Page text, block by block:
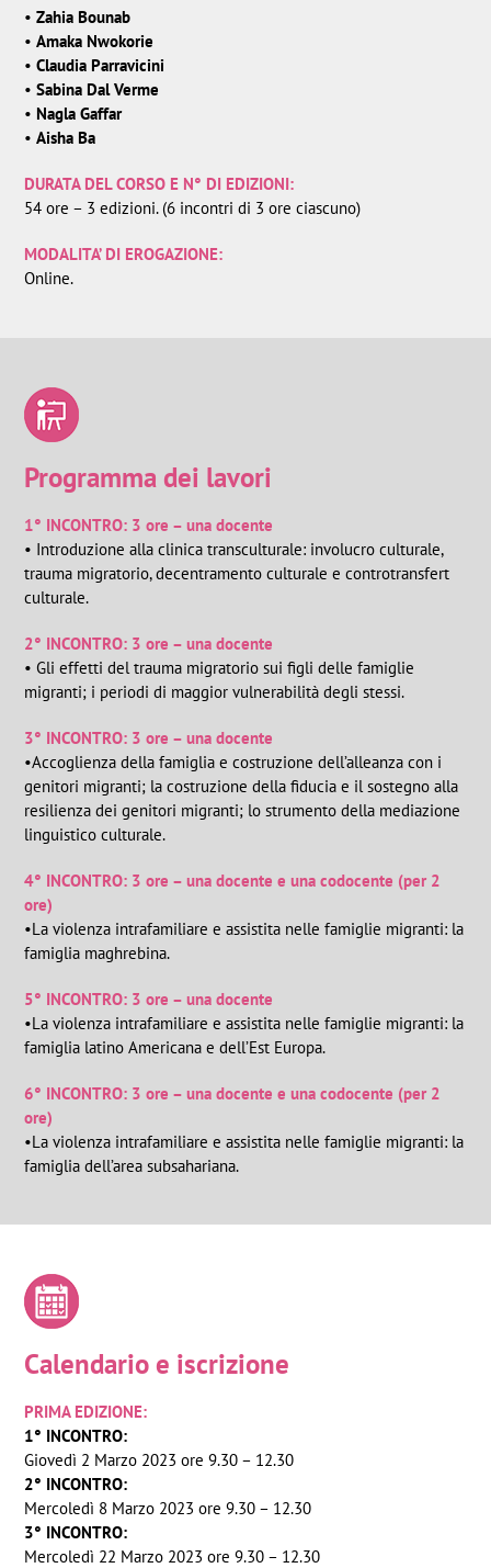
•Zahia Bounab
•Amaka Nwokorie
•Claudia Parravicini
•Sabina Dal Verme
• Nagla Gaffar
•Aisha Ba
DURATA DEL CORSO E N° DI EDIZIONI:
54 ore – 3 edizioni. (6 incontri di 3 ore ciascuno)
MODALITA’ DI EROGAZIONE:
Online.
Programma dei lavori
1° INCONTRO: 3 ore – una docente
• Introduzione alla clinica transculturale: involucro culturale,
trauma migratorio, decentramento culturale e controtransfert
culturale.
2° INCONTRO: 3 ore – una docente
• Gli effetti del trauma migratorio sui figli delle famiglie
migranti; i periodi di maggior vulnerabilità degli stessi.
3° INCONTRO: 3 ore – una docente
•Accoglienza della famiglia e costruzione dell’alleanza con i
genitori migranti; la costruzione della fiducia e il sostegno alla
resilienza dei genitori migranti; lo strumento della mediazione
linguistico culturale.
4° INCONTRO: 3 ore – una docente e una codocente (per 2
ore)
•La violenza intrafamiliare e assistita nelle famiglie migranti: la
famiglia maghrebina.
5° INCONTRO: 3 ore – una docente
•La violenza intrafamiliare e assistita nelle famiglie migranti: la
famiglia latino Americana e dell’Est Europa.
6° INCONTRO: 3 ore – una docente e una codocente (per 2
ore)
•La violenza intrafamiliare e assistita nelle famiglie migranti: la
famiglia dell’area subsahariana.
Calendario e iscrizione
PRIMA EDIZIONE:
1° INCONTRO:
Giovedì 2 Marzo 2023 ore 9.30 – 12.30
2° INCONTRO:
Mercoledì 8 Marzo 2023 ore 9.30 – 12.30
3° INCONTRO:
Mercoledì 22 Marzo 2023 ore 9.30 – 12.30